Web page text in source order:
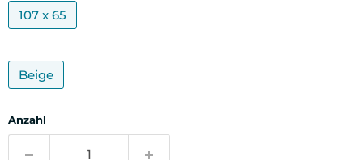
107 x 65
Beige
Anzahl